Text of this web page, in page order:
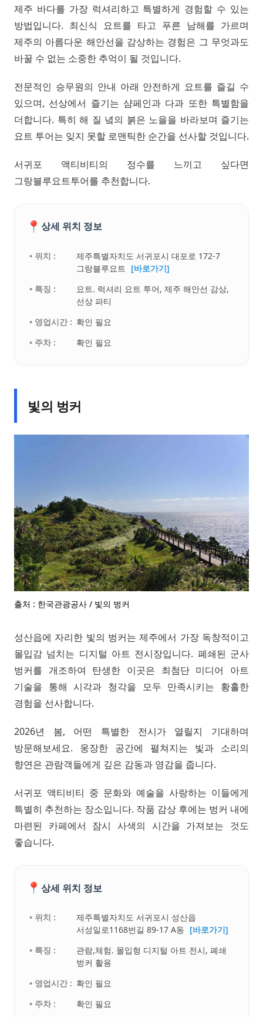
제주 바다를 가장 럭셔리하고 특별하게 경험할 수 있는
방법입니다. 최신식 요트를 타고 푸른 남해를 가르며
제주의 아름다운 해안선을 감상하는 경험은 그 무엇과도
바꿀 수 없는 소중한 추억이 될 것입니다.
전문적인 승무원의 안내 아래 안전하게 요트를 즐길 수
있으며, 선상에서 즐기는 샴페인과 다과 또한 특별함을
더합니다. 특히 해 질 녘의 붉은 노을을 바라보며 즐기는
요트 투어는 잊지 못할 로맨틱한 순간을 선사할 것입니다.
서귀포 액티비티의 정수를 느끼고 싶다면
그랑블루요트투어를 추천합니다.
📍 상세 위치 정보
• 위치 :
제주특별자치도 서귀포시 대포로 172-7
그랑블루요트
[바로가기]
• 특징 :
요트. 럭셔리 요트 투어, 제주 해안선 감상,
선상 파티
• 영업시간 : 확인 필요
• 주차 :
확인 필요
빛의 벙커
출처 : 한국관광공사 / 빛의 벙커
성산읍에 자리한 빛의 벙커는 제주에서 가장 독창적이고
몰입감 넘치는 디지털 아트 전시장입니다. 폐쇄된 군사
벙커를 개조하여 탄생한 이곳은 최첨단 미디어 아트
기술을 통해 시각과 청각을 모두 만족시키는 황홀한
경험을 선사합니다.
2026년 봄, 어떤 특별한 전시가 열릴지 기대하며
방문해보세요. 웅장한 공간에 펼쳐지는 빛과 소리의
향연은 관람객들에게 깊은 감동과 영감을 줍니다.
서귀포 액티비티 중 문화와 예술을 사랑하는 이들에게
특별히 추천하는 장소입니다. 작품 감상 후에는 벙커 내에
마련된 카페에서 잠시 사색의 시간을 가져보는 것도
좋습니다.
📍 상세 위치 정보
• 위치 :
제주특별자치도 서귀포시 성산읍
서성일로1168번길 89-17 A동 [바로가기]
• 특징 :
관람,체험. 몰입형 디지털 아트 전시, 폐쇄
벙커 활용
• 영업시간 : 확인 필요
• 주차 :
확인 필요